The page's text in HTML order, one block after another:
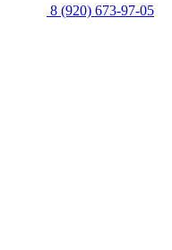
8 (920) 673-97-05